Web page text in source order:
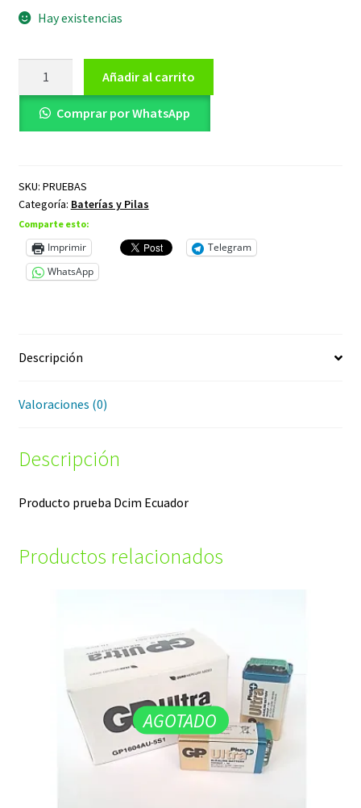
era:
es:
Hay existencias
Dcim
Ecuador
Añadir al carrito
Comprar por WhatsApp
SKU: PRUEBAS
Categoría: Baterías y Pilas
Comparte esto:
Imprimir
Telegram
WhatsApp
Descripción
Valoraciones (0)
Descripción
Producto prueba Dcim Ecuador
Productos relacionados
AGOTADO